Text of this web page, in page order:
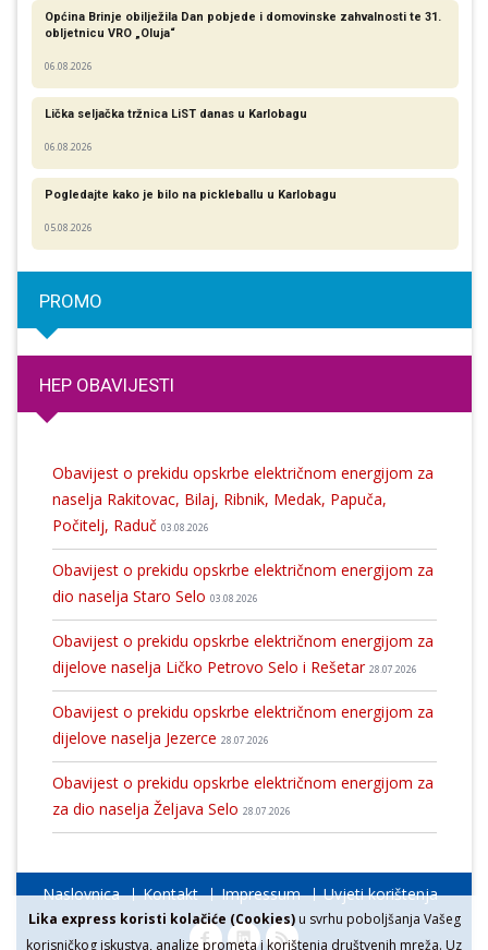
Lika express koristi kolačiće (Cookies)u svrhu poboljšanja Vašeg
korisničkog iskustva, analize prometa i korištenja društvenih mreža. Uz
Općina Brinje obilježila Dan pobjede i domovinske zahvalnosti te 31.
obljetnicu VRO „Oluja“
06.08.2026
Lička seljačka tržnica LiST danas u Karlobagu
06.08.2026
Pogledajte kako je bilo na pickleballu u Karlobagu
05.08.2026
PROMO
HEP OBAVIJESTI
Obavijest o prekidu opskrbe električnom energijom za
naselja Rakitovac, Bilaj, Ribnik, Medak, Papuča,
Počitelj, Raduč 03.08.2026
Obavijest o prekidu opskrbe električnom energijom za
dio naselja Staro Selo 03.08.2026
Obavijest o prekidu opskrbe električnom energijom za
dijelove naselja Ličko Petrovo Selo i Rešetar 28.07.2026
Obavijest o prekidu opskrbe električnom energijom za
dijelove naselja Jezerce 28.07.2026
Obavijest o prekidu opskrbe električnom energijom za
za dio naselja Željava Selo 28.07.2026
Naslovnica Kontakt Impressum Uvjeti korištenja